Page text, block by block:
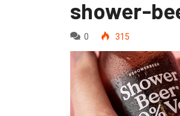
shower-
0 315